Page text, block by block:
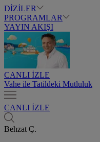
DİZİLER
PROGRAMLAR
YAYIN AKIŞI
CANLI İZLE
Vahe ile Tatildeki Mutluluk
CANLI İZLE
Behzat Ç.